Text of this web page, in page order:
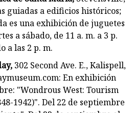
guiadas a edificios históricos;
es una exhibición de juguetes
a sábado, de 11 a. m. a 3 p.
a las 2 p. m.
302 Second Ave. E., Kalispell,
En exhibición
"Wondrous West: Tourism
1942)". Del 22 de septiembre